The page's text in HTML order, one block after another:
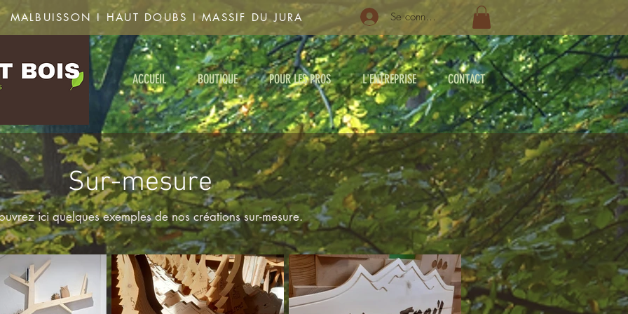
MALBUISSON I HAUT DOUBS I MASSIF DU JURA Se connecter
ACCUEIL BOUTIQUE POUR LES PROS L'ENTREPRISE CONTACT
Sur-mesure
ici quelques exemples de nos créations sur-mesure.